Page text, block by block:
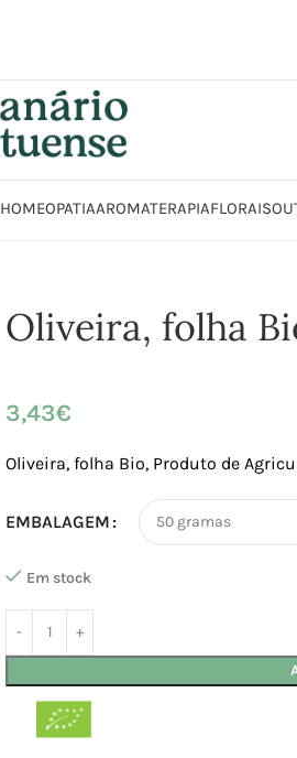
HOMEOPATIAAROMATERAPIAFLORAIS
Oliveira, folha
3,43€
Oliveira, folha Bio, Produto de
EMBALAGEM
Em stock